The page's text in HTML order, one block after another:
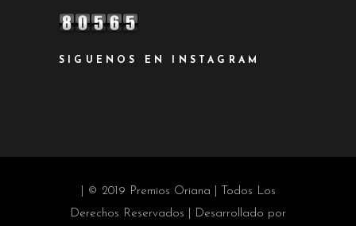
SIGUENOS EN INSTAGRAM
| © 2019 Premios Oriana | Todos Los
Derechos Reservados | Desarrollado por